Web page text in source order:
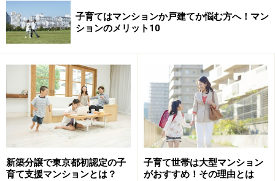
子育てはマンションか戸建てか悩む方へ！マン
ションのメリット10
新築分譲で東京都初認定の子
育て支援マンションとは？
子育て世帯は大型マンション
がおすすめ！その理由とは